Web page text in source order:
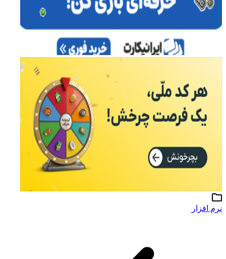
نرم افزار